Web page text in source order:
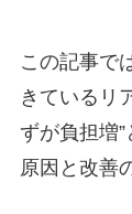
この記事で
きているリ
ずが負担増
原因と改善